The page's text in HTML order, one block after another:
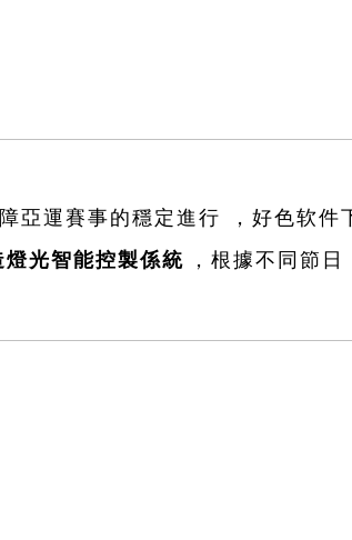
障亞運賽事的穩定進行，好色软
燈光智能控製係統 ，根據不同節日